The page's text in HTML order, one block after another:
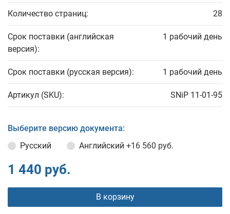
Количество страниц: 28
Срок поставки (английская
версия):
1 рабочий день
Срок поставки (русская версия): 1 рабочий день
Артикул (SKU): SNiP 11-01-95
Выберите версию документа:
Русский
Английский +16 560 руб.
1 440 руб.
В корзину